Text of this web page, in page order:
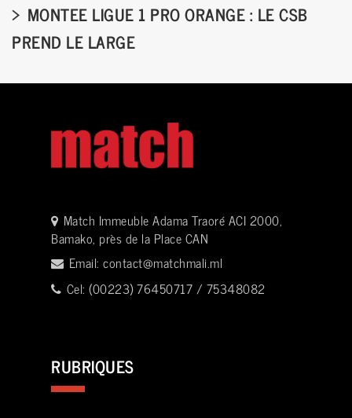
MONTEE LIGUE 1 PRO ORANGE : LE CSB
PREND LE LARGE
Match Immeuble Adama Traoré ACI 2000,
Bamako, près de la Place CAN
Email: contact@matchmali.ml
Cel: (00223) 76450717 / 75348082
RUBRIQUES